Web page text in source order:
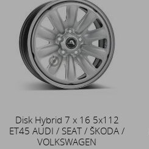
Disk Hybrid 7 x 16 5x112
ET45 AUDI / SEAT / ŠKODA /
VOLKSWAGEN